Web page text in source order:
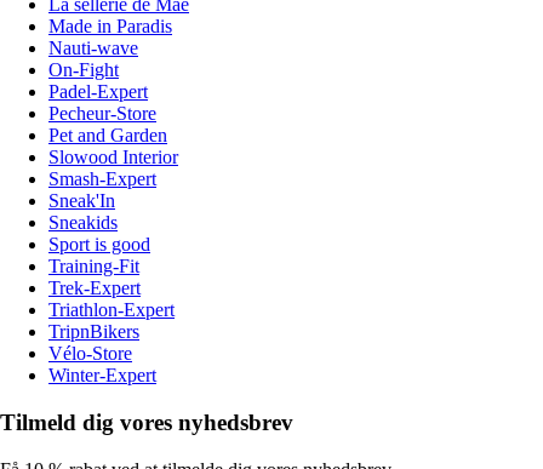
La sellerie de Maé
Made in Paradis
Nauti-wave
On-Fight
Padel-Expert
Pecheur-Store
Pet and Garden
Slowood Interior
Smash-Expert
Sneak'In
Sneakids
Sport is good
Training-Fit
Trek-Expert
Triathlon-Expert
TripnBikers
Vélo-Store
Winter-Expert
Tilmeld dig vores nyhedsbrev